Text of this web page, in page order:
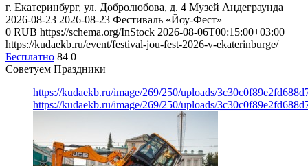
г. Екатеринбург, ул. Добролюбова, д. 4 Музей Андеграунда
2026-08-23 2026-08-23 Фестиваль «Йоу-Фест»
0 RUB https://schema.org/InStock 2026-08-06T00:15:00+03:00
https://kudaekb.ru/event/festival-jou-fest-2026-v-ekaterinburge/
Бесплатно 84 0
Советуем Праздники
https://kudaekb.ru/image/269/250/uploads/
https://kudaekb.ru/image/269/250/uploads/